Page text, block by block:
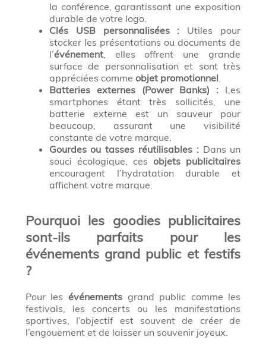
la conférence, garantissant une exposition
durable de votre logo.
Clés USB personnalisées : Utiles pour
stocker les présentations ou documents de
l’événement, elles offrent une grande
surface de personnalisation et sont très
appréciées comme objet promotionnel.
Batteries externes (Power Banks) : Les
smartphones étant très sollicités, une
batterie externe est un sauveur pour
beaucoup, assurant une visibilité
constante de votre marque.
Gourdes ou tasses réutilisables :Dans un
souci écologique, cesobjets publicitaires
encouragent l’hydratation durable et
affichent votre marque.
Pourquoi les goodies publicitaires
sont-ils parfaits pour les
événements grand public et festifs
?
Pour les événementsgrand public comme les
festivals, les concerts ou les manifestations
sportives, l’objectif est souvent de créer de
l’engouement et de laisser un souvenir joyeux.